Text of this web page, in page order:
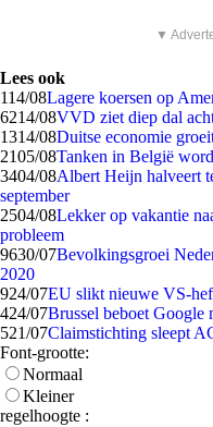
▼
Lees ook
114/08Lagere koersen op
6214/08VVD ziet diep dal
1314/08Duitse economie
2105/08Tanken in België
3404/08Albert Heijn halveert
september
2504/08Lekker op vakantie
probleem
9630/07Bevolkingsgroei
2020
924/07EU slikt nieuwe VS-
424/07Brussel beboet
521/07Claimstichting sleept
Font-grootte:
Normaal
Kleiner
regelhoogte :